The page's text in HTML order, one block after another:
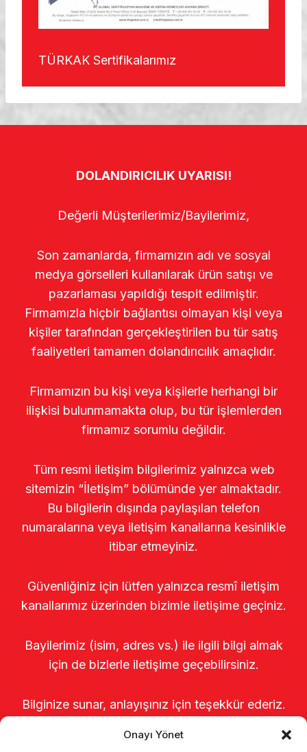
Onayı Yönet
TÜRKAK Sertifikalarımız
DOLANDIRICILIK UYARISI!
Değerli Müşterilerimiz/Bayilerimiz,
Son zamanlarda, firmamızın adı ve sosyal
medya görselleri kullanılarak ürün satışı ve
pazarlaması yapıldığı tespit edilmiştir.
Firmamızla hiçbir bağlantısı olmayan kişi veya
kişiler tarafından gerçekleştirilen bu tür satış
faaliyetleri tamamen dolandırıcılık amaçlıdır.
Firmamızın bu kişi veya kişilerle herhangi bir
ilişkisi bulunmamakta olup, bu tür işlemlerden
firmamız sorumlu değildir.
Tüm resmi iletişim bilgilerimiz yalnızca web
sitemizin “İletişim” bölümünde yer almaktadır.
Bu bilgilerin dışında paylaşılan telefon
numaralarına veya iletişim kanallarına kesinlikle
itibar etmeyiniz.
Güvenliğiniz için lütfen yalnızca resmî iletişim
kanallarımız üzerinden bizimle iletişime geçiniz.
Bayilerimiz (isim, adres vs.) ile ilgili bilgi almak
için de bizlerle iletişime geçebilirsiniz.
Bilginize sunar, anlayışınız için teşekkür ederiz.